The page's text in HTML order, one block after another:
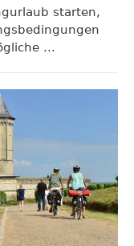
starten,
...